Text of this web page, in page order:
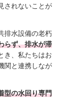
されないことが
排水設備の老朽
らず、排水が滞
き、私たちはお
関と連携しなが
型の水回り専門